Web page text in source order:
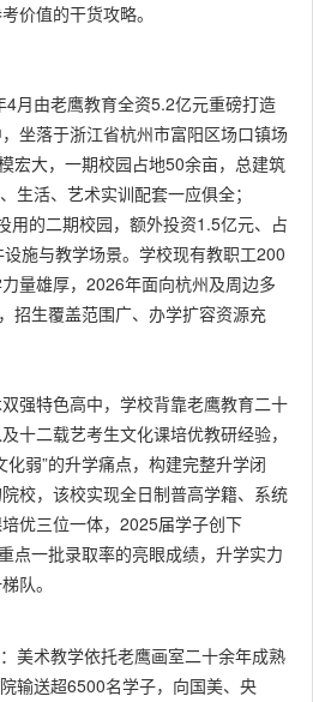
价值的干货攻略。
月由老鹰教育全资5.2亿元重磅打造
坐落于浙江省杭州市富阳区场口镇场
宏大，一期校园占地50余亩，总建筑
生活、艺术实训配套一应俱全；
用的二期校园，额外投资1.5亿元、占
施与教学场景。学校现有教职工200
量雄厚，2026年面向杭州及周边多
招生覆盖范围广、办学扩容资源充
强特色高中，学校背靠老鹰教育二十
十二载艺考生文化课培优教研经验，
弱”的升学痛点，构建完整升学闭
校，该校实现全日制普高学籍、系统
优三位一体，2025届学子创下
点一批录取率的亮眼成绩，升学实力
队。
美术教学依托老鹰画室二十余年成熟
输送超6500名学子，向国美、央